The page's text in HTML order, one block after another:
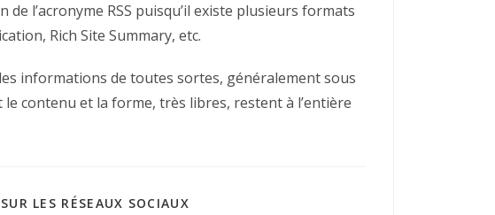
l’acronyme RSS puisqu’il existe plusieurs formats
Rich Site Summary, etc.
informations de toutes sortes, généralement sous
contenu et la forme, très libres, restent à l’entière
LES RÉSEAUX SOCIAUX